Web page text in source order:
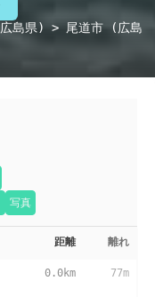
島県) > 尾道市 (広島
写真
距離 離れ
0.0km 77m